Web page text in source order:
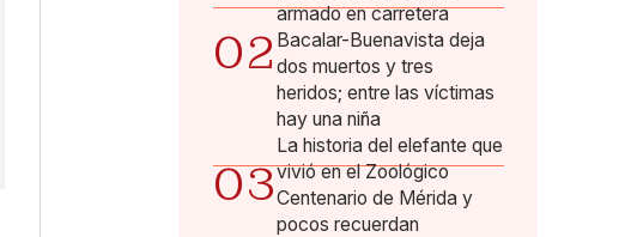
02
armado en carretera
Bacalar-Buenavista deja
dos muertos y tres
heridos; entre las víctimas
hay una niña
03
La historia del elefante que
vivió en el Zoológico
Centenario de Mérida y
pocos recuerdan